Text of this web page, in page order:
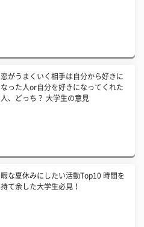
恋がうまくいく相手は自分から好きに
なった人or自分を好きになってくれた
人、どっち？ 大学生の意見
暇な夏休みにしたい活動Top10 時間を
持て余した大学生必見！